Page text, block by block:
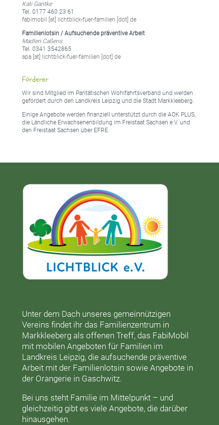
Kati Gantke
Tel. 0177 460 23 61
fabimobil [at] lichtblick-fuer-familien [dot] de
Familienlotsin / Aufsuchende präventive Arbeit
Madlen Caßens
Tel. 0341 3542865
apa [at] lichtblick-fuer-familien [dot] de
Förderer
Wir sind Mitglied im Paritätischen Wohlfahrtsverband und werden
gefördert durch den Landkreis Leipzig und die Stadt Markkleeberg.
Einige Angebote werden finanziell unterstützt durch die AOK PLUS,
die Ländliche Erwachsenenbildung im Freistaat Sachsen e.V. und
den Freistaat Sachsen über EFRE.
Unter dem Dach unseres gemeinnützigen
Vereins findet ihr das Familienzentrum in
Markkleebergals offenen Treff, das FabiMobil
mit mobilen Angeboten für Familien im
Landkreis Leipzig, die aufsuchende präventive
Arbeit mit der Familienlotsin sowie Angebote in
der Orangeriein Gaschwitz.
Bei uns steht Familie im Mittelpunkt – und
gleichzeitig gibt es viele Angebote, die darüber
hinausgehen.